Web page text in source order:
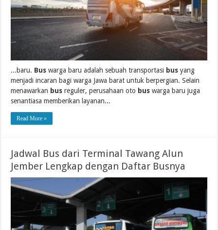
...baru. Bus warga baru adalah sebuah transportasi bus yang
menjadi incaran bagi warga Jawa barat untuk berpergian. Selain
menawarkan bus reguler, perusahaan oto bus warga baru juga
senantiasa memberikan layanan...
Read More »
Jadwal Bus dari Terminal Tawang Alun
Jember Lengkap dengan Daftar Busnya